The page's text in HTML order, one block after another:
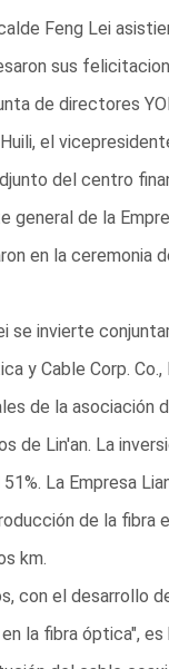
Feng Lei
sus
de directores
el
del centro
general de la
en la ceremonia
se invierte
y Cable Corp.
de la asociación
de Lin'an. La
La Empresa
de la fibra
km.
con el desarrollo
la fibra óptica",